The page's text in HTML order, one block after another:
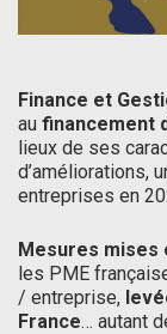
Finance et
au financement
lieux de ses
d’améliorations,
entreprises en
Mesures mises
les PME
/ entreprise,
France… autant